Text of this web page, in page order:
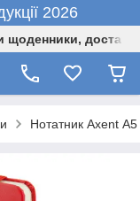
2026
щоденники,
Нотатник Axent